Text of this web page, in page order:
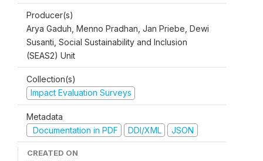
Producer(s)
Arya Gaduh, Menno Pradhan, Jan Priebe, Dewi
Susanti, Social Sustainability and Inclusion
(SEAS2) Unit
Collection(s)
Impact Evaluation Surveys
Metadata
Documentation in PDF
DDI/XML JSON
CREATED ON